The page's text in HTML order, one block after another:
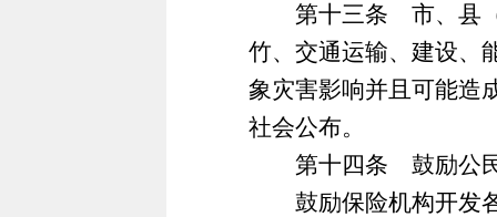
第十三条 市、县（
竹、交通运输、建设、
象灾害影响并且可能造
社会公布。
第十四条 鼓励公民
鼓励保险机构开发各